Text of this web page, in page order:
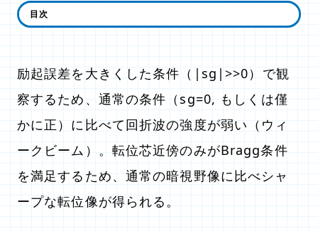
ウィークビーム法とは
励起誤差を大きくした条件（|sg|>>0）で観
察するため、通常の条件（sg=0, もしくは僅
かに正）に比べて回折波の強度が弱い（ウィ
ークビーム）。転位芯近傍のみがBragg条件
を満足するため、通常の暗視野像に比べシャ
ープな転位像が得られる。
目次